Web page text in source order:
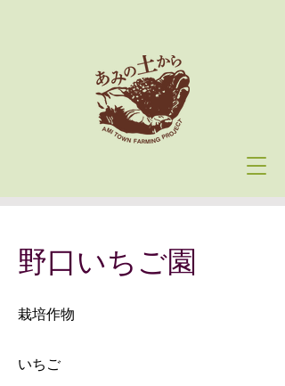
野口いちご園
栽培作物
いちご